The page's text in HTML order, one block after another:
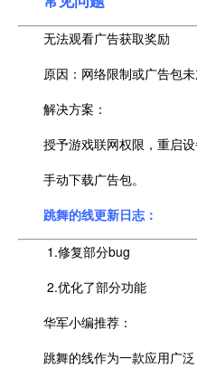
无法观看广告获取奖励
原因：网络限制或广告包未
解决方案：
授予游戏联网权限，重启设
手动下载广告包。
跳舞的线更新日志：
1.修复部分bug
2.优化了部分功能
华军小编推荐：
跳舞的线作为一款应用广